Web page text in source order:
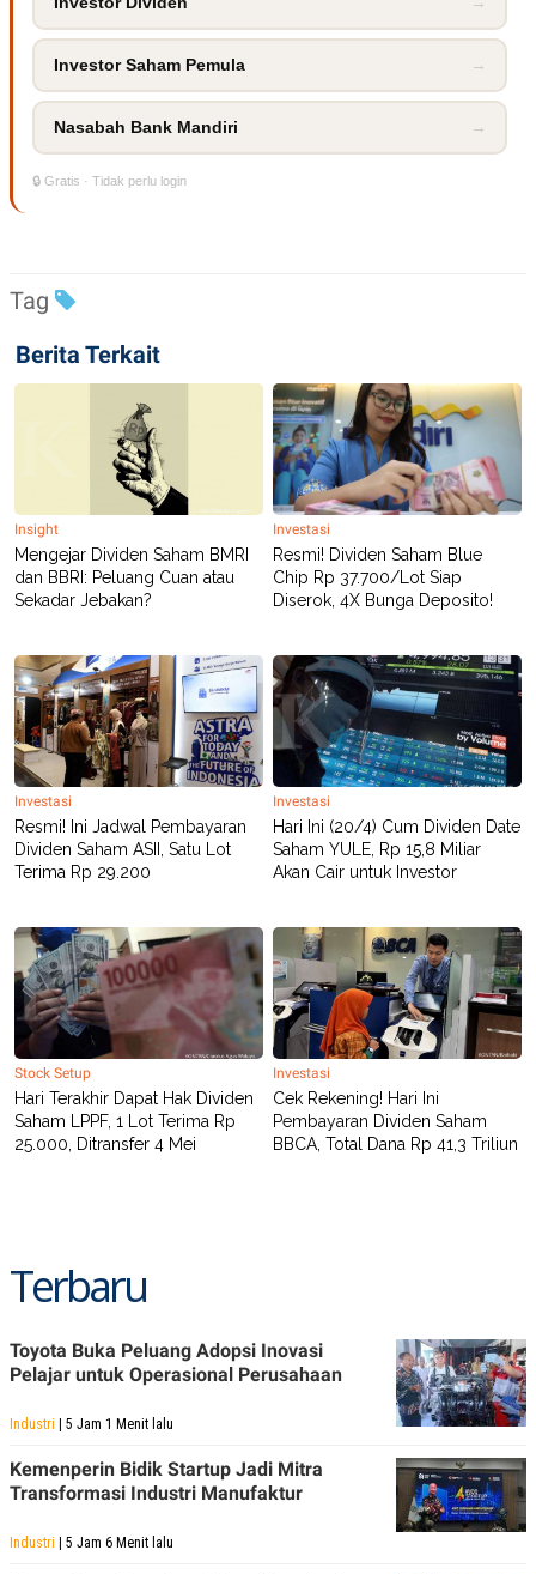
Investor Saham Pemula →
Nasabah Bank Mandiri →
🔒 Gratis · Tidak perlu login
Tag
Berita Terkait
Insight
Mengejar Dividen Saham BMRI
dan BBRI: Peluang Cuan atau
Sekadar Jebakan?
Investasi
Resmi! Dividen Saham Blue
Chip Rp 37.700/Lot Siap
Diserok, 4X Bunga Deposito!
Investasi
Resmi! Ini Jadwal Pembayaran
Dividen Saham ASII, Satu Lot
Terima Rp 29.200
Investasi
Hari Ini (20/4) Cum Dividen Date
Saham YULE, Rp 15,8 Miliar
Akan Cair untuk Investor
Stock Setup
Hari Terakhir Dapat Hak Dividen
Saham LPPF, 1 Lot Terima Rp
25.000, Ditransfer 4 Mei
Investasi
Cek Rekening! Hari Ini
Pembayaran Dividen Saham
BBCA, Total Dana Rp 41,3 Triliun
Terbaru
Toyota Buka Peluang Adopsi Inovasi
Pelajar untuk Operasional Perusahaan
Industri | 5 Jam 1 Menit lalu
Kemenperin Bidik Startup Jadi Mitra
Transformasi Industri Manufaktur
Industri | 5 Jam 6 Menit lalu